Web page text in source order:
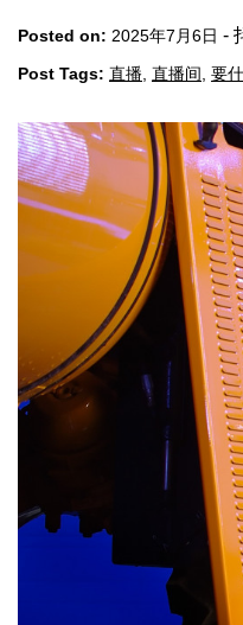
Posted on: 2025年7月6日 -
Post Tags: 直播 直播间 要